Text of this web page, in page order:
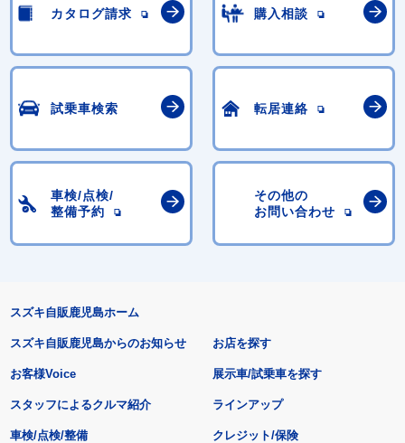
カタログ請求 購入相談
試乗車検索 転居連絡
車検/点検/
整備予約
その他の
お問い合わせ
スズキ自販鹿児島ホーム
スズキ自販鹿児島からのお知らせ
お客様Voice
スタッフによるクルマ紹介
お店を探す
展示車/試乗車を探す
ラインアップ
車検/点検/整備 クレジット/保険